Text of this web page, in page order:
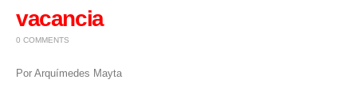
vacancia
0 COMMENTS
Por Arquímedes Mayta